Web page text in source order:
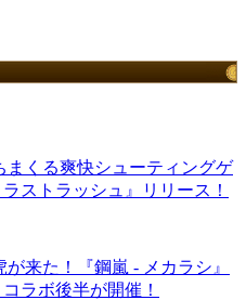
まくる爽快シューティングゲ
ストラッシュ』リリース！
来た！『鋼嵐 - メカラシ』
ラボ後半が開催！